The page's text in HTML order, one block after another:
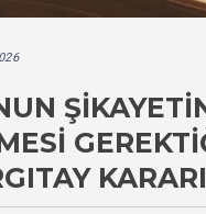
KARARI